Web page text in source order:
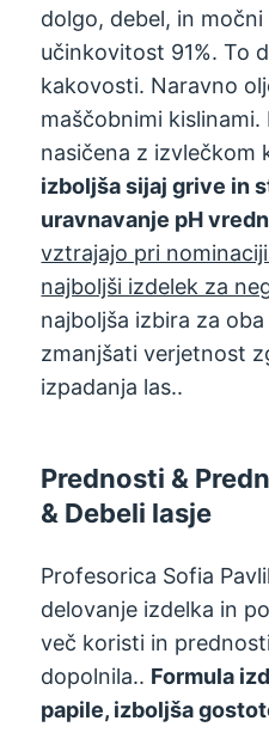
dolgo, debel, in
učinkovitost 91%. To
kakovosti. Naravno
maščobnimi
nasičena z izvlečkom
izboljša sijaj grive in
uravnavanje pH
vztrajajo pri
najboljši izdelek za
najboljša izbira za
zmanjšati verjetnost
izpadanja las..
Prednosti &
& Debeli lasje
Profesorica Sofia
delovanje izdelka in
več koristi in
dopolnila.. Formula
papile, izboljša